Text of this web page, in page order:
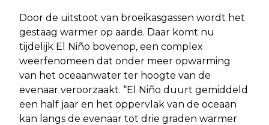
Door de uitstoot van broeikasgassen wordt het
gestaag warmer op aarde. Daar komt nu
tijdelijk El Niño bovenop, een complex
weerfenomeen dat onder meer opwarming
van het oceaanwater ter hoogte van de
evenaar veroorzaakt. “El Niño duurt gemiddeld
een half jaar en het oppervlak van de oceaan
kan langs de evenaar tot drie graden warmer